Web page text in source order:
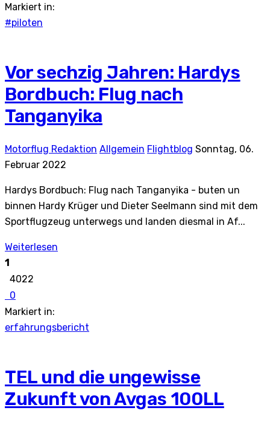
Markiert in:
#piloten
Vor sechzig Jahren: Hardys
Bordbuch: Flug nach
Tanganyika
Motorflug Redaktion Allgemein Flightblog Sonntag, 06.
Februar 2022
Hardys Bordbuch: Flug nach Tanganyika - buten un
binnen Hardy Krüger und Dieter Seelmann sind mit dem
Sportflugzeug unterwegs und landen diesmal in Af...
Weiterlesen
1
4022
0
Markiert in:
erfahrungsbericht
TEL und die ungewisse
Zukunft von Avgas 100LL